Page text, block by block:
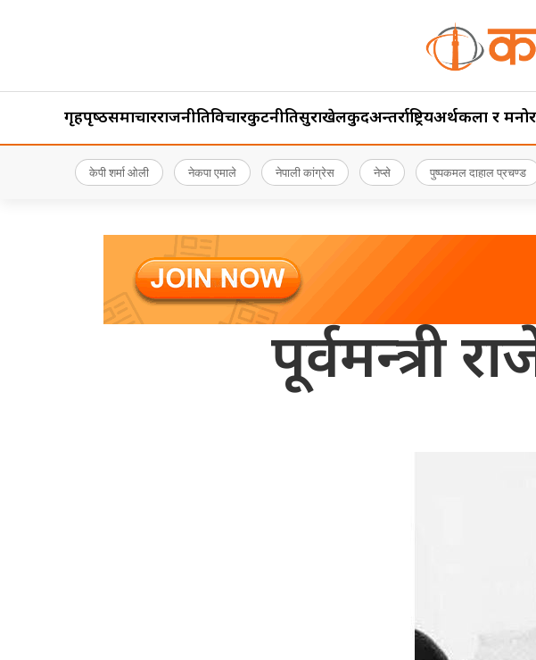
गृहपृष्‍ठसमाचारराजनीतिविचारकुटनीतिसुरक्षाखेलकुदअन्तर्राष्ट्रियअर्थकला र
केपी शर्मा ओली नेकपा एमाले नेपाली कांग्रेस नेप्से पुष्पकमल दाहाल प्रचण्ड
पूर्वमन्त्री